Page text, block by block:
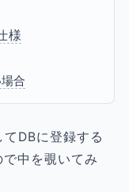
様
合
DBに登録する
中を覗いてみ